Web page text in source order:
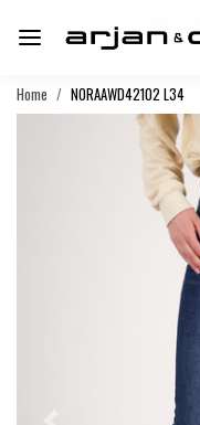
Home NORAAWD42102 L34